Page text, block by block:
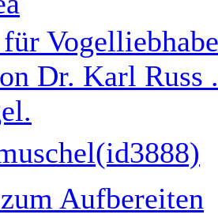
Dr. Karl Russ
Aufbereiten